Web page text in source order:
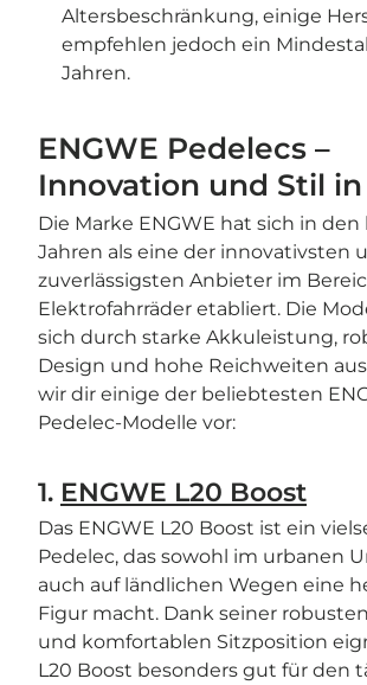
Altersbeschränkung, einige
empfehlen jedoch ein
Jahren.
ENGWE Pedelecs –
Innovation und Stil
Die Marke ENGWE hat sich in
Jahren als eine der innovativsten
zuverlässigsten Anbieter im
Elektrofahrräder etabliert. Die
sich durch starke Akkuleistung,
Design und hohe Reichweiten
wir dir einige der beliebtesten
Pedelec-Modelle vor:
1. ENGWE L20 Boost
Das ENGWE L20 Boost ist ein
Pedelec, das sowohl im urbanen
auch auf ländlichen Wegen eine
Figur macht. Dank seiner
und komfortablen Sitzposition
L20 Boost besonders gut für den